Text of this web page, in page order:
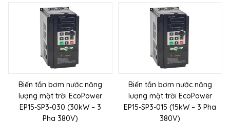
Biến tần bơm nước năng
lượng mặt trời EcoPower
EP15-SP3-030 (30kW – 3
Pha 380V)
Biến tần bơm nước năng
lượng mặt trời EcoPower
EP15-SP3-015 (15kW – 3 Pha
380V)